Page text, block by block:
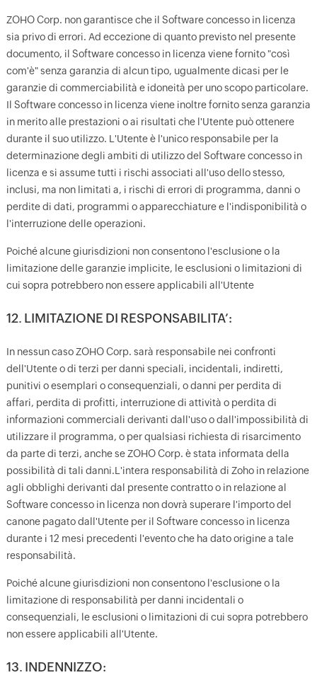
ZOHO Corp. non garantisce che il Software concesso in licenza
sia privo di errori. Ad eccezione di quanto previsto nel presente
documento, il Software concesso in licenza viene fornito "così
com'è" senza garanzia di alcun tipo, ugualmente dicasi per le
garanzie di commerciabilità e idoneità per uno scopo particolare.
Il Software concesso in licenza viene inoltre fornito senza garanzia
in merito alle prestazioni o ai risultati che l'Utente può ottenere
durante il suo utilizzo. L'Utente è l'unico responsabile per la
determinazione degli ambiti di utilizzo del Software concesso in
licenza e si assume tutti i rischi associati all'uso dello stesso,
inclusi, ma non limitati a, i rischi di errori di programma, danni o
perdite di dati, programmi o apparecchiature e l'indisponibilità o
l'interruzione delle operazioni.
Poiché alcune giurisdizioni non consentono l'esclusione o la
limitazione delle garanzie implicite, le esclusioni o limitazioni di
cui sopra potrebbero non essere applicabili all'Utente
12. LIMITAZIONE DI RESPONSABILITA’:
In nessun caso ZOHO Corp. sarà responsabile nei confronti
dell'Utente o di terzi per danni speciali, incidentali, indiretti,
punitivi o esemplari o consequenziali, o danni per perdita di
affari, perdita di profitti, interruzione di attività o perdita di
informazioni commerciali derivanti dall'uso o dall'impossibilità di
utilizzare il programma, o per qualsiasi richiesta di risarcimento
da parte di terzi, anche se ZOHO Corp. è stata informata della
possibilità di tali danni.L'intera responsabilità di Zoho in relazione
agli obblighi derivanti dal presente contratto o in relazione al
Software concesso in licenza non dovrà superare l'importo del
canone pagato dall'Utente per il Software concesso in licenza
durante i 12 mesi precedenti l'evento che ha dato origine a tale
responsabilità.
Poiché alcune giurisdizioni non consentono l'esclusione o la
limitazione di responsabilità per danni incidentali o
consequenziali, le esclusioni o limitazioni di cui sopra potrebbero
non essere applicabili all'Utente.
13. INDENNIZZO: